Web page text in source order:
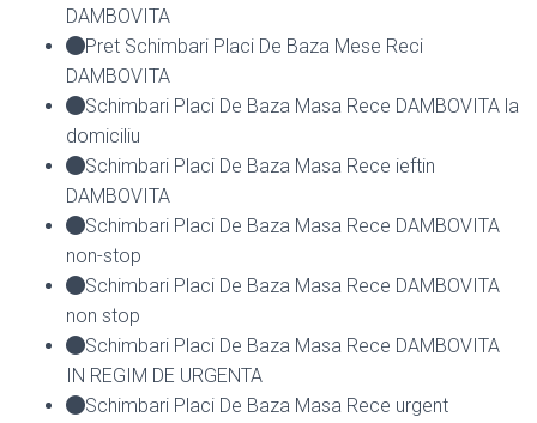
DAMBOVITA
Pret Schimbari Placi De Baza Mese Reci
DAMBOVITA
Schimbari Placi De Baza Masa Rece DAMBOVITA la
domiciliu
Schimbari Placi De Baza Masa Rece ieftin
DAMBOVITA
Schimbari Placi De Baza Masa Rece DAMBOVITA
non-stop
Schimbari Placi De Baza Masa Rece DAMBOVITA
non stop
Schimbari Placi De Baza Masa Rece DAMBOVITA
IN REGIM DE URGENTA
Schimbari Placi De Baza Masa Rece urgent